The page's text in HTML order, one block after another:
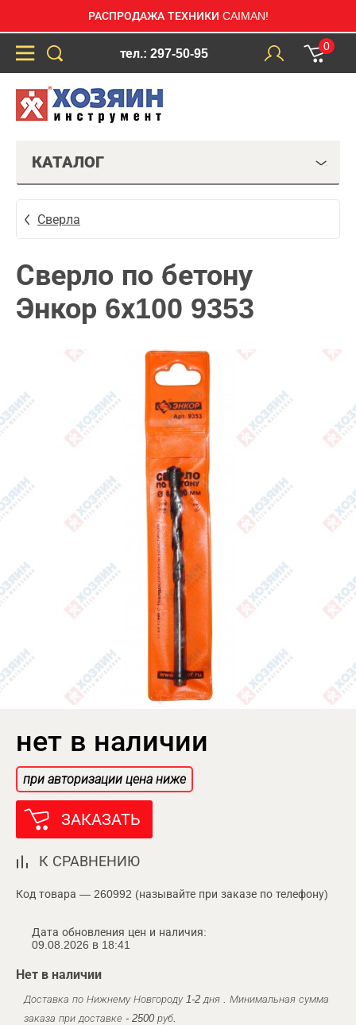
РАСПРОДАЖА ТЕХНИКИ CAIMAN!
тел.: 297-50-95
0
КАТАЛОГ
Сверла
Сверло по бетону
Энкор 6х100 9353
нет в наличии
при авторизации цена ниже
ЗАКАЗАТЬ
К СРАВНЕНИЮ
Код товара — 260992 (называйте при заказе по телефону)
Дата обновления цен и наличия:
09.08.2026 в 18:41
Нет в наличии
Доставка по Нижнему Новгороду 1-2 дня . Минимальная сумма
заказа при доставке - 2500 руб.